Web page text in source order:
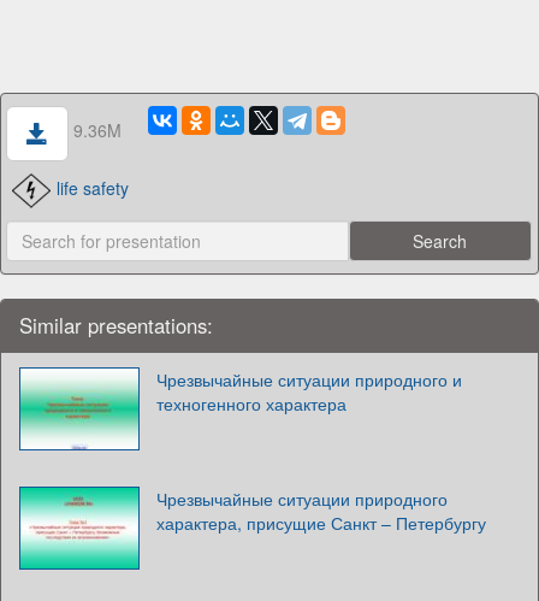
9.36M
life safety
Similar presentations:
Чрезвычайные ситуации природного и
техногенного характера
Чрезвычайные ситуации природного
характера, присущие Санкт – Петербургу